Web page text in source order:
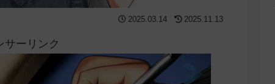
2025.03.14 2025.11.13
サーリンク